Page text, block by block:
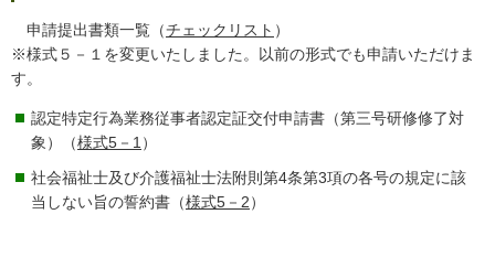
申請提出書類一覧（チェックリスト ）
※様式５－１を変更いたしました。以前の形式でも申請いただけま
す。
認定特定行為業務従事者認定証交付申請書（第三号研修修了対
象）（様式5－1 ）
社会福祉士及び介護福祉士法附則第4条第3項の各号の規定に該
当しない旨の誓約書（様式5－2）